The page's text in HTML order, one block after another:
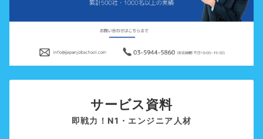
サービス資料
即戦力！N1・エンジニア人材